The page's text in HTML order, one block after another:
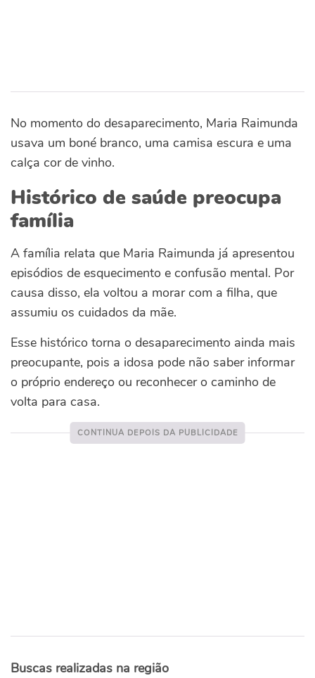
No momento do desaparecimento, Maria Raimunda
usava um boné branco, uma camisa escura e uma
calça cor de vinho.
Histórico de saúde preocupa
família
A família relata que Maria Raimunda já apresentou
episódios de esquecimento e confusão mental. Por
causa disso, ela voltou a morar com a filha, que
assumiu os cuidados da mãe.
Esse histórico torna o desaparecimento ainda mais
preocupante, pois a idosa pode não saber informar
o próprio endereço ou reconhecer o caminho de
volta para casa.
Buscas realizadas na região